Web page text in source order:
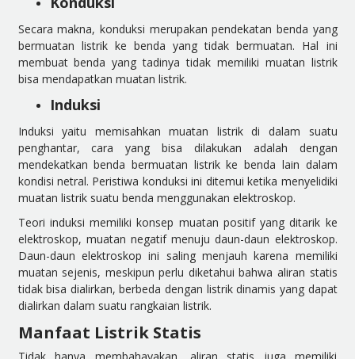
Secara makna, konduksi merupakan pendekatan benda yang
bermuatan listrik ke benda yang tidak bermuatan. Hal ini
membuat benda yang tadinya tidak memiliki muatan listrik
bisa mendapatkan muatan listrik.
Induksi
Induksi yaitu memisahkan muatan listrik di dalam suatu
penghantar, cara yang bisa dilakukan adalah dengan
mendekatkan benda bermuatan listrik ke benda lain dalam
kondisi netral. Peristiwa konduksi ini ditemui ketika menyelidiki
muatan listrik suatu benda menggunakan elektroskop.
Teori induksi memiliki konsep muatan positif yang ditarik ke
elektroskop, muatan negatif menuju daun-daun elektroskop.
Daun-daun elektroskop ini saling menjauh karena memiliki
muatan sejenis, meskipun perlu diketahui bahwa aliran statis
tidak bisa dialirkan, berbeda dengan listrik dinamis yang dapat
dialirkan dalam suatu rangkaian listrik.
Manfaat Listrik Statis